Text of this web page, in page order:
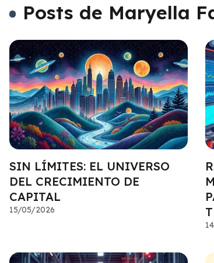
Posts de Maryella
SIN LÍMITES: EL UNIVERSO
DEL CRECIMIENTO DE
CAPITAL
15/05/2026